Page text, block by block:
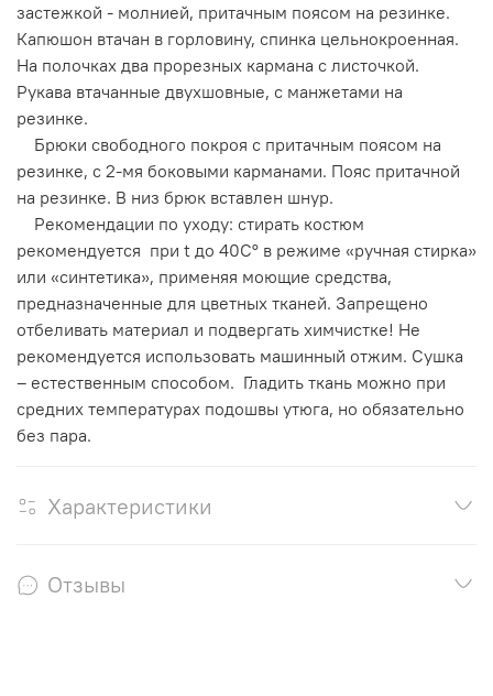
застежкой - молнией, притачным поясом на резинке.
Капюшон втачан в горловину, спинка цельнокроенная.
На полочках два прорезных кармана с листочкой.
Рукава втачанные двухшовные, с манжетами на
резинке.
Брюки свободного покроя с притачным поясом на
резинке, с 2-мя боковыми карманами. Пояс притачной
на резинке. В низ брюк вставлен шнур.
Рекомендации по уходу: стирать костюм
рекомендуется при t до 40С° в режиме «ручная стирка»
или «синтетика», применяя моющие средства,
предназначенные для цветных тканей. Запрещено
отбеливать материал и подвергать химчистке! Не
рекомендуется использовать машинный отжим. Сушка
– естественным способом. Гладить ткань можно при
средних температурах подошвы утюга, но обязательно
без пара.
Характеристики
Отзывы